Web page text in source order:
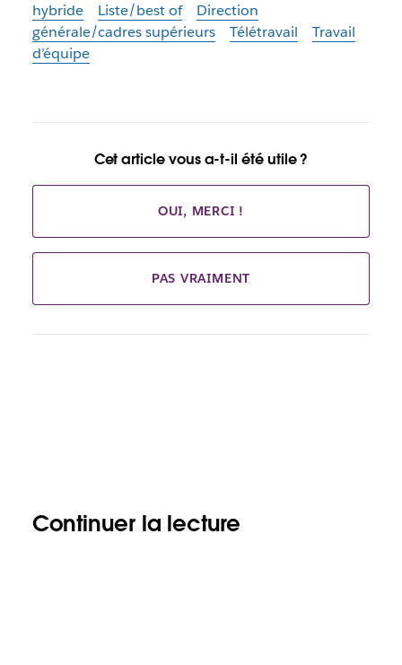
hybride
Liste/best of
Direction
générale/cadres supérieurs
Télétravail
Travail
d’équipe
Cet article vous a-t-il été utile ?
OUI, MERCI !
PAS VRAIMENT
Continuer la lecture